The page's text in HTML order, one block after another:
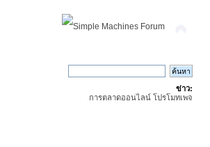
ข่าว:
การตลาดออนไลน์ โปรโมทเพจ